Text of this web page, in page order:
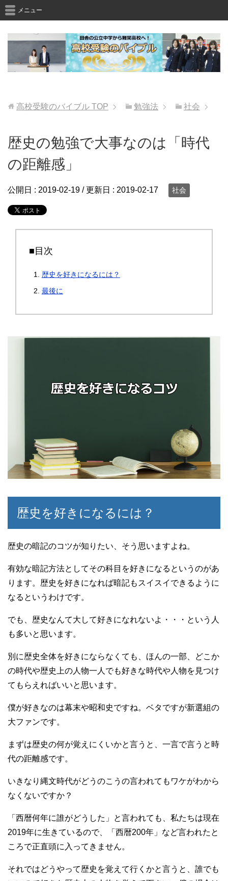
メニュー
高校受験のバイブル TOP 勉強法 社会
歴史の勉強で大事なのは「時代
の距離感」
公開日 : 2019-02-19 / 更新日 : 2019-02-17 社会
■目次
歴史を好きになるには？
最後に
歴史を好きになるには？
歴史の暗記のコツが知りたい、そう思いますよね。
有効な暗記方法としてその科目を好きになるというのがあ
ります。歴史を好きになれば暗記もスイスイできるように
なるというわけです。
でも、歴史なんて大して好きになれないよ・・・という人
も多いと思います。
別に歴史全体を好きにならなくても、ほんの一部、どこか
の時代や歴史上の人物一人でも好きな時代や人物を見つけ
てもらえればいいと思います。
僕が好きなのは幕末や昭和史ですね。ベタですが新選組の
大ファンです。
まずは歴史の何が覚えにくいかと言うと、一言で言うと時
代の距離感です。
いきなり縄文時代がどうのこうの言われてもワケがわから
なくないですか？
「西暦何年に誰がどうした」と言われても、私たちは現在
2019年に生きているので、「西暦200年」など言われたと
ころで正直頭に入ってきません。
それではどうやって歴史を覚えて行くかと言うと、誰でも